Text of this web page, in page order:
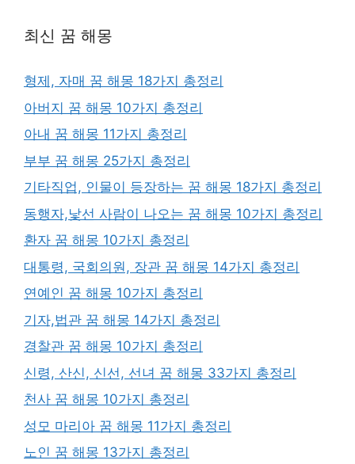
최신 꿈 해몽
형제, 자매 꿈 해몽 18가지 총정리
아버지 꿈 해몽 10가지 총정리
아내 꿈 해몽 11가지 총정리
부부 꿈 해몽 25가지 총정리
기타직업, 인물이 등장하는 꿈 해몽 18가지 총정리
동행자,낯선 사람이 나오는 꿈 해몽 10가지 총정리
환자 꿈 해몽 10가지 총정리
대통령, 국회의원, 장관 꿈 해몽 14가지 총정리
연예인 꿈 해몽 10가지 총정리
기자,법관 꿈 해몽 14가지 총정리
경찰관 꿈 해몽 10가지 총정리
신령, 산신, 신선, 선녀 꿈 해몽 33가지 총정리
천사 꿈 해몽 10가지 총정리
성모 마리아 꿈 해몽 11가지 총정리
노인 꿈 해몽 13가지 총정리